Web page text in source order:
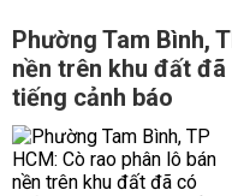
Phường Tam Bình,
nền trên khu đất
tiếng cảnh báo